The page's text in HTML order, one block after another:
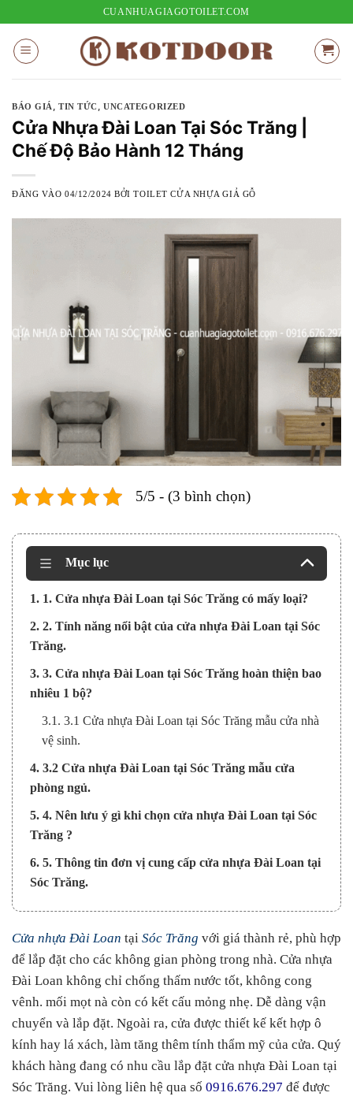
nội
dung
CUANHUAGIAGOTOILET.COM
BÁO GIÁ ,TIN TỨC ,UNCATEGORIZED
Cửa Nhựa Đài Loan Tại Sóc Trăng |
Chế Độ Bảo Hành 12 Tháng
ĐĂNG VÀO04/12/2024 BỞITOILET CỬA NHỰA GIẢ GỖ
5/5 - (3 bình chọn)
Mục lục
1. 1. Cửa nhựa Đài Loan tại Sóc Trăng có mấy loại?
2. 2. Tính năng nổi bật của cửa nhựa Đài Loan tại Sóc
Trăng.
3. 3. Cửa nhựa Đài Loan tại Sóc Trăng hoàn thiện bao
nhiêu 1 bộ?
3.1. 3.1 Cửa nhựa Đài Loan tại Sóc Trăng mẫu cửa nhà
vệ sinh.
4. 3.2 Cửa nhựa Đài Loan tại Sóc Trăng mẫu cửa
phòng ngủ.
5. 4. Nên lưu ý gì khi chọn cửa nhựa Đài Loan tại Sóc
Trăng ?
6. 5. Thông tin đơn vị cung cấp cửa nhựa Đài Loan tại
Sóc Trăng.
Cửa nhựa Đài Loan tại Sóc Trăng với giá thành rẻ, phù hợp
để lắp đặt cho các không gian phòng trong nhà. Cửa nhựa
Đài Loan không chỉ chống thấm nước tốt, không cong
vênh. mối mọt nà còn có kết cấu mỏng nhẹ. Dễ dàng vận
chuyển và lắp đặt. Ngoài ra, cửa được thiết kế kết hợp ô
kính hay lá xách, làm tăng thêm tính thẩm mỹ của cửa. Quý
khách hàng đang có nhu cầu lắp đặt cửa nhựa Đài Loan tại
Sóc Trăng. Vui lòng liên hệ qua số 0916.676.297 để được